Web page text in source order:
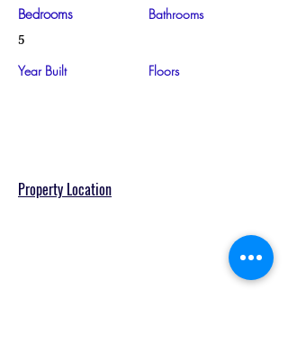
Bedrooms
5
Year Built
Bathrooms
Floors
Property Location